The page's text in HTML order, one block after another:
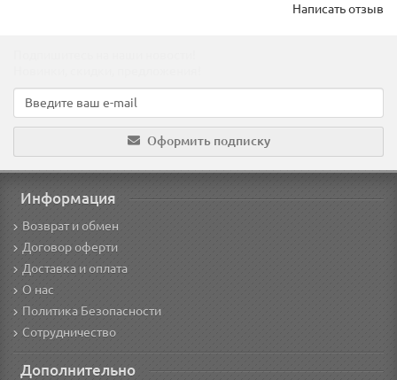
Написать отзыв
Оформить подписку
Информация
Возврат и обмен
Договор оферти
Доставка и оплата
О нас
Политика Безопасности
Сотрудничество
Дополнительно